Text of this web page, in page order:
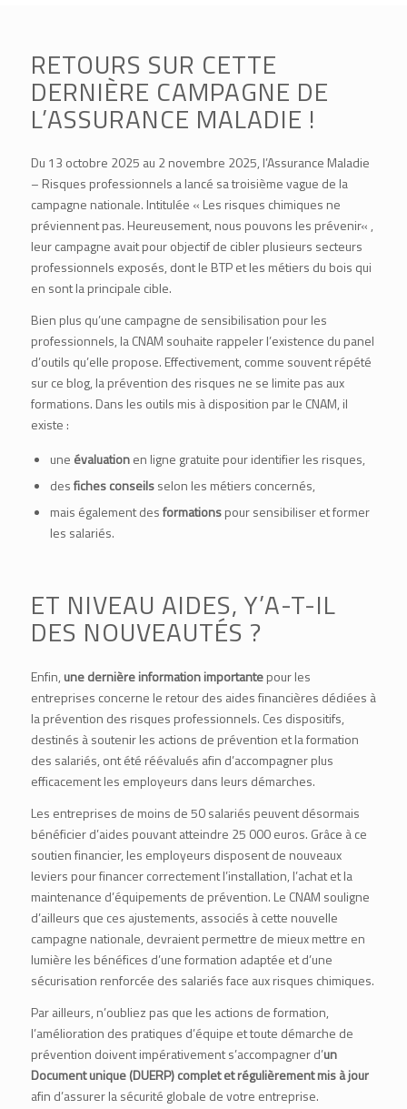
RETOURS SUR CETTE
DERNIÈRE CAMPAGNE DE
L’ASSURANCE MALADIE !
Du 13 octobre 2025 au 2 novembre 2025, l’Assurance Maladie
– Risques professionnels a lancé sa troisième vague de la
campagne nationale. Intitulée « Les risques chimiques ne
préviennent pas. Heureusement, nous pouvons les prévenir« ,
leur campagne avait pour objectif de cibler plusieurs secteurs
professionnels exposés, dont le BTP et les métiers du bois qui
en sont la principale cible.
Bien plus qu’une campagne de sensibilisation pour les
professionnels, la CNAM souhaite rappeler l’existence du panel
d’outils qu’elle propose. Effectivement, comme souvent répété
sur ce blog, la prévention des risques ne se limite pas aux
formations. Dans les outils mis à disposition par le CNAM, il
existe :
une évaluationen ligne gratuite pour identifier les risques,
desfiches conseilsselon les métiers concernés,
mais également desformationspour sensibiliser et former
les salariés.
ET NIVEAU AIDES, Y’A-T-IL
DES NOUVEAUTÉS ?
Enfin, une dernière information importantepour les
entreprises concerne le retour des aides financières dédiées à
la prévention des risques professionnels. Ces dispositifs,
destinés à soutenir les actions de prévention et la formation
des salariés, ont été réévalués afin d’accompagner plus
efficacement les employeurs dans leurs démarches.
Les entreprises de moins de 50 salariés peuvent désormais
bénéficier d’aides pouvant atteindre 25 000 euros. Grâce à ce
soutien financier, les employeurs disposent de nouveaux
leviers pour financer correctement l’installation, l’achat et la
maintenance d’équipements de prévention. Le CNAM souligne
d’ailleurs que ces ajustements, associés à cette nouvelle
campagne nationale, devraient permettre de mieux mettre en
lumière les bénéfices d’une formation adaptée et d’une
sécurisation renforcée des salariés face aux risques chimiques.
Par ailleurs, n’oubliez pas que les actions de formation,
l’amélioration des pratiques d’équipe et toute démarche de
prévention doivent impérativement s’accompagner d’un
Document unique (DUERP)complet et régulièrement mis à jour
afin d’assurer la sécurité globale de votre entreprise.